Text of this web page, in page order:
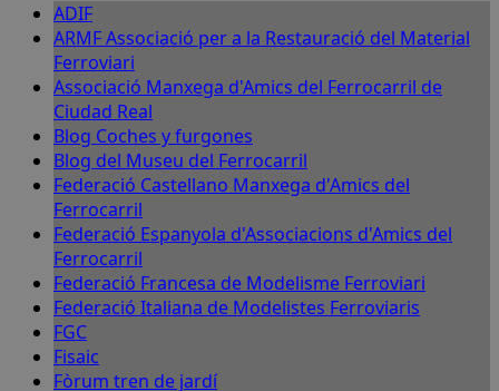
ADIF
ARMF Associació per a la Restauració del Material
Ferroviari
Associació Manxega d'Amics del Ferrocarril de
Ciudad Real
Blog Coches y furgones
Blog del Museu del Ferrocarril
Federació Castellano Manxega d'Amics del
Ferrocarril
Federació Espanyola d'Associacions d'Amics del
Ferrocarril
Federació Francesa de Modelisme Ferroviari
Federació Italiana de Modelistes Ferroviaris
FGC
Fisaic
Fòrum tren de jardí